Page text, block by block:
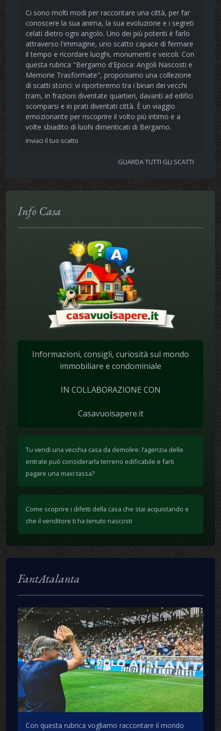
Ci sono molti modi per raccontare una città, per far
conoscere la sua anima, la sua evoluzione e i segreti
celati dietro ogni angolo. Uno dei più potenti è farlo
attraverso l'immagine, uno scatto capace di fermare
il tempo e ricordare luoghi, monumenti e veicoli. Con
questa rubrica "Bergamo d'Epoca: Angoli Nascosti e
Memorie Trasformate", proponiamo una collezione
di scatti storici: vi riporteremo tra i binari dei vecchi
tram, in frazioni diventate quartieri, davanti ad edifici
scomparsi e in prati diventati città. È un viaggio
emozionante per riscoprire il volto più intimo e a
volte sbiadito di luohi dimenticati di Bergamo.
Inviaci il tuo scatto
GUARDA TUTTI GLI SCATTI
Info Casa
Informazioni, consigli, curiosità sul mondo
immobiliare e condominiale
IN COLLABORAZIONE CON
Casavuoisapere.it
Tu vendi una vecchia casa da demolire: l’agenzia delle
entrate può considerarla terreno edificabile e farti
pagare una maxi tassa?
Come scoprire i difetti della casa che stai acquistando e
che il venditore ti ha tenuto nascosti
FantAtalanta
Con questa rubrica vogliamo raccontare il mondo